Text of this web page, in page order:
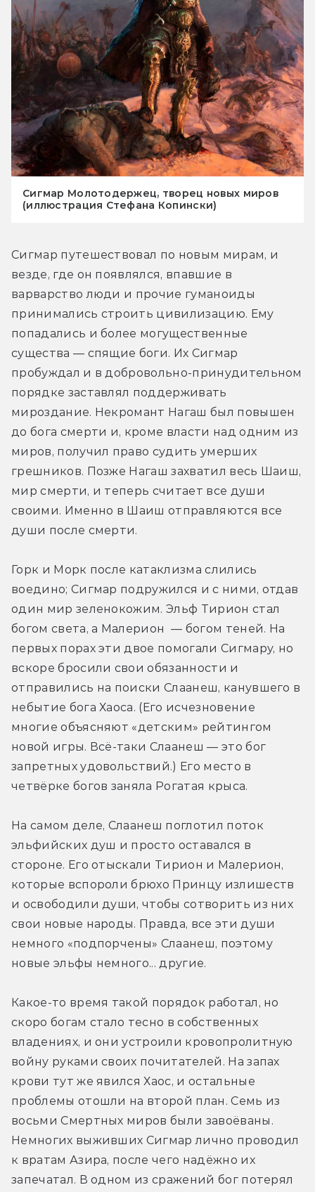
Сигмар Молотодержец, творец новых миров
(иллюстрация Стефана Копински)
Сигмар путешествовал по новым мирам, и
везде, где он появлялся, впавшие в
варварство люди и прочие гуманоиды
принимались строить цивилизацию. Ему
попадались и более могущественные
существа — спящие боги. Их Сигмар
пробуждал и в добровольно-принудительном
порядке заставлял поддерживать
мироздание. Некромант Нагаш был повышен
до бога смерти и, кроме власти над одним из
миров, получил право судить умерших
грешников. Позже Нагаш захватил весь Шаиш,
мир смерти, и теперь считает все души
своими. Именно в Шаиш отправляются все
души после смерти.
Горк и Морк после катаклизма слились
воедино; Сигмар подружился и с ними, отдав
один мир зеленокожим. Эльф Тирион стал
богом света, а Малерион  — богом теней. На
первых порах эти двое помогали Сигмару, но
вскоре бросили свои обязанности и
отправились на поиски Слаанеш, канувшего в
небытие бога Хаоса. (Его исчезновение
многие объясняют «детским» рейтингом
новой игры. Всё-таки Слаанеш — это бог
запретных удовольствий.) Его место в
четвёрке богов заняла Рогатая крыса.
На самом деле, Слаанеш поглотил поток
эльфийских душ и просто оставался в
стороне. Его отыскали Тирион и Малерион,
которые вспороли брюхо Принцу излишеств
и освободили души, чтобы сотворить из них
свои новые народы. Правда, все эти души
немного «подпорчены» Слаанеш, поэтому
новые эльфы немного... другие.
Какое-то время такой порядок работал, но
скоро богам стало тесно в собственных
владениях, и они устроили кровопролитную
войну руками своих почитателей. На запах
крови тут же явился Хаос, и остальные
проблемы отошли на второй план. Семь из
восьми Смертных миров были завоёваны.
Немногих выживших Сигмар лично проводил
к вратам Азира, после чего надёжно их
запечатал. В одном из сражений бог потерял